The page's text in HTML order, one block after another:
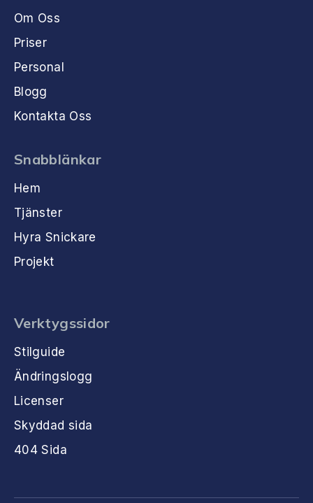
Om Oss
Priser
Personal
Blogg
Kontakta Oss
Snabblänkar
Hem
Tjänster
Hyra Snickare
Projekt
Verktygssidor
Stilguide
Ändringslogg
Licenser
Skyddad sida
404 Sida